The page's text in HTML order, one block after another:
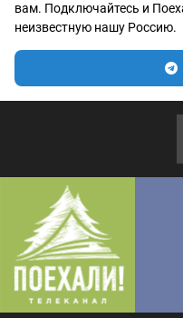
вам. Подключайтесь и
неизвестную нашу Россию.